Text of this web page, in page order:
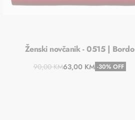
Ženski novčanik - 0515 | Bordo
90,00KM63,00 KM -30% OFF